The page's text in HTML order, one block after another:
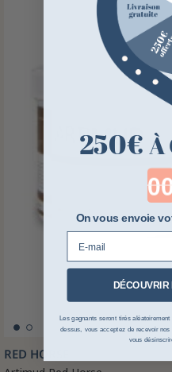
RED HORSE
250€ À
On vous envoie
Les gagnants seront tirés
dessus, vous acceptez de recevoir
vous